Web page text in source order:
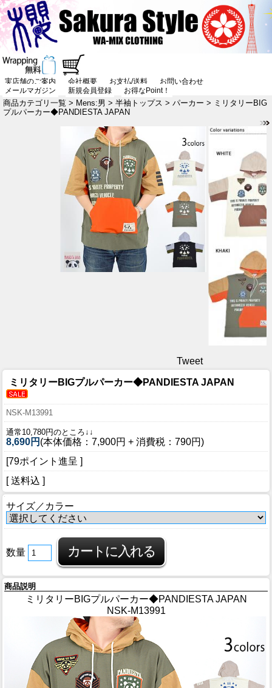
実店舗のご案内 会社概要 お支払/送料
お問い合わせ
メールマガジン
新規会員登録 お得なPoint！
商品カテゴリ一覧 > Mens:男 > 半袖トップス > パーカー > ミリタリーBIG
プルパーカー◆PANDIESTA JAPAN
Tweet
ミリタリーBIGプルパーカー◆PANDIESTA JAPAN
NSK-M13991
通常10,780円のところ↓↓
8,690円 (本体価格：7,900円 + 消費税：790円)
[79ポイント進呈 ]
[ 送料込 ]
サイズ／カラー
数量
商品説明
ミリタリーBIGプルパーカー◆PANDIESTA JAPAN
NSK-M13991